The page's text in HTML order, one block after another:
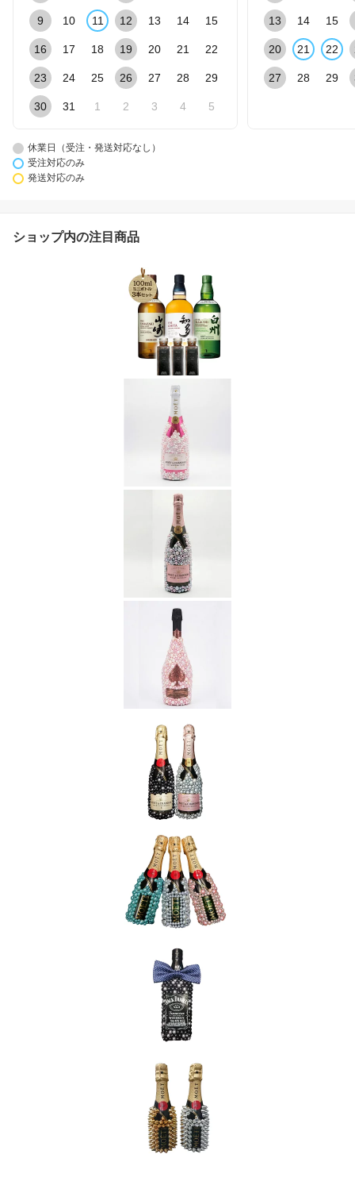
9 10 11 12 13 14 15
16 17 18 19 20 21 22
23 24 25 26 27 28 29
30 31 1 2 3 4 5
13 14 15
20 21 22
27 28 29
休業日（受注・発送対応なし）
受注対応のみ
発送対応のみ
ショップ内の注目商品